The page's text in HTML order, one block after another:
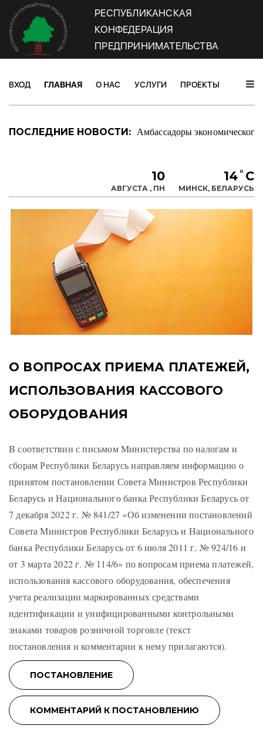
РЕСПУБЛИКАНСКАЯ
КОНФЕДЕРАЦИЯ
ПРЕДПРИНИМАТЕЛЬСТВА
ВХОД ГЛАВНАЯ О НАС УСЛУГИ ПРОЕКТЫ
ПОСЛЕДНИЕ НОВОСТИ: Амбассадоры экономического
10
АВГУСТА , ПН
14˚C
МИНСК, БЕЛАРУСЬ
О ВОПРОСАХ ПРИЕМА ПЛАТЕЖЕЙ,
ИСПОЛЬЗОВАНИЯ КАССОВОГО
ОБОРУДОВАНИЯ
В соответствии с письмом Министерства по налогам и
сборам Республики Беларусь направляем информацию о
принятом постановлении Совета Министров Республики
Беларусь и Национального банка Республики Беларусь от
7 декабря 2022 г. № 841/27 «Об изменении постановлений
Совета Министров Республики Беларусь и Национального
банка Республики Беларусь от 6 июля 2011 г. № 924/16 и
от 3 марта 2022 г. № 114/6» по вопросам приема платежей,
использования кассового оборудования, обеспечения
учета реализации маркированных средствами
идентификации и унифицированными контрольными
знаками товаров розничной торговле (текст
постановления и комментарии к нему прилагаются).